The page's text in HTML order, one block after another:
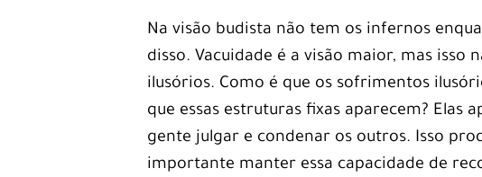
Na visão budista não tem os infernos
disso. Vacuidade é a visão maior, mas
ilusórios. Como é que os sofrimentos
que essas estruturas fixas aparecem? Elas
gente julgar e condenar os outros. Isso
importante manter essa capacidade de